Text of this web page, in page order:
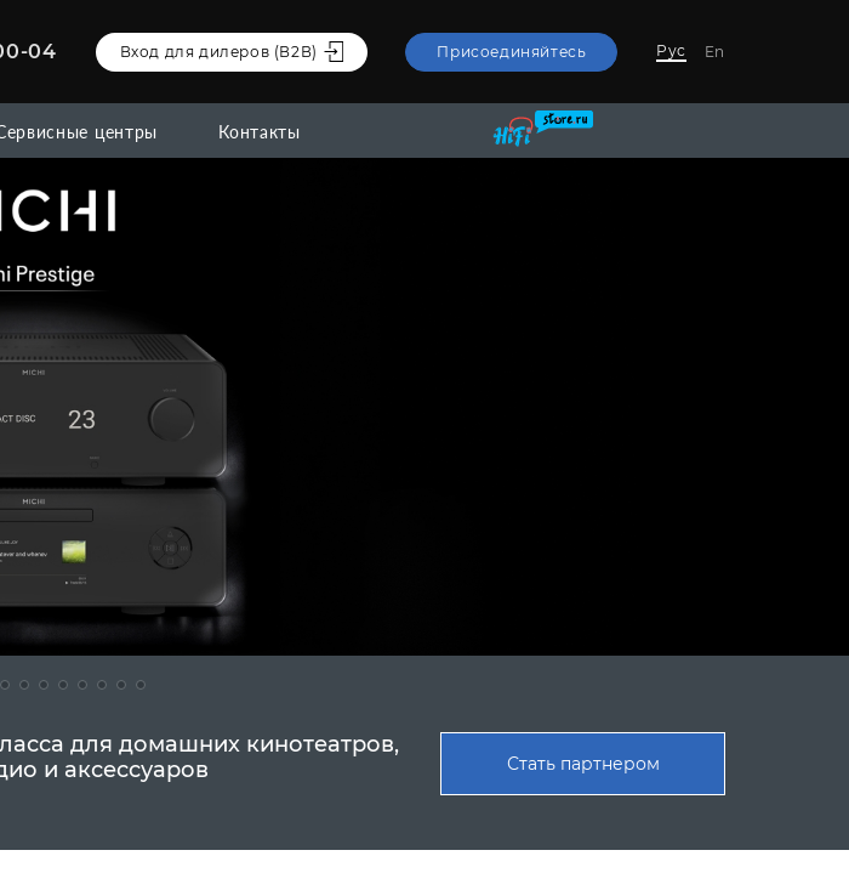
04 Вход для дилеров (В2В) Присоединяйтесь Рус En
центры Контакты
для домашних кинотеатров,
и аксессуаров
Стать партнером